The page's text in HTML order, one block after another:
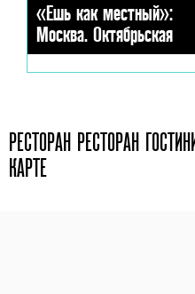
«Ешь как местный»:
Москва. Октябрьская
РЕСТОРАН РЕСТОРАН
КАРТЕ